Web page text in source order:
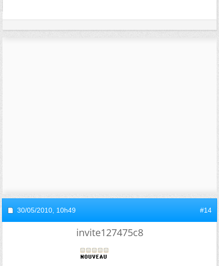
30/05/2010, 10h49 #14
invite127475c8